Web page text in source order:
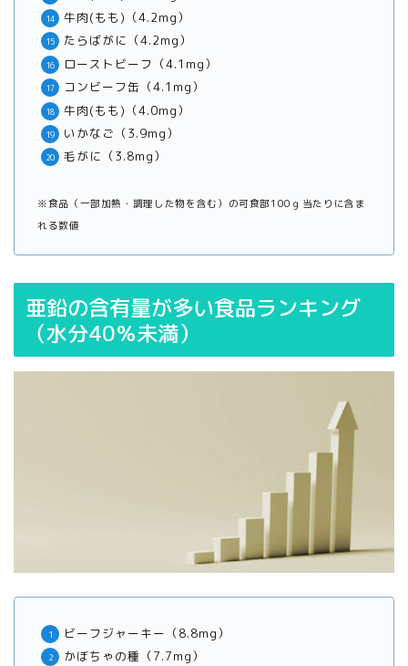
牛肉(もも)（4.2mg）
たらばがに（4.2mg）
ローストビーフ（4.1mg）
コンビーフ缶（4.1mg）
牛肉(もも)（4.0mg）
いかなご（3.9mg）
毛がに（3.8mg）
※食品（一部加熱・調理した物を含む）の可食部100ｇ当たりに含ま
れる数値
亜鉛の含有量が多い食品ランキング
（水分40％未満）
ビーフジャーキー（8.8mg）
かぼちゃの種（7.7mg）